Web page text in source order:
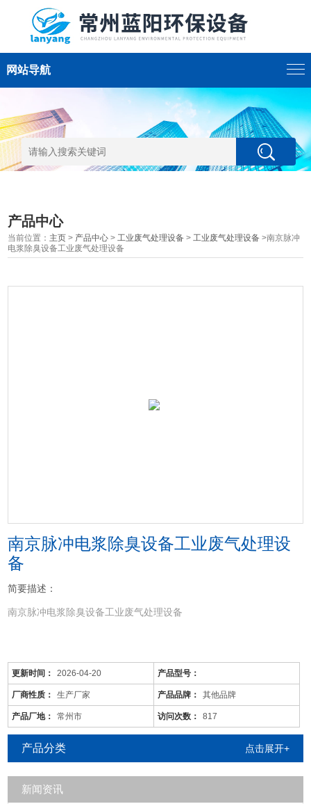
网站导航
产品中心
当前位置： 主页 > 产品中心 >工业废气处理设备 >工业废气处理设备 >南京脉冲
电浆除臭设备工业废气处理设备
南京脉冲电浆除臭设备工业废气处理设
备
简要描述：
南京脉冲电浆除臭设备工业废气处理设备
铜陵/vocs废气治理/设施
更新时间： 2026-04-20 产品型号：
厂商性质： 生产厂家 产品品牌： 其他品牌
产品厂地： 常州市 访问次数： 817
产品分类 点击展开+
新闻资讯